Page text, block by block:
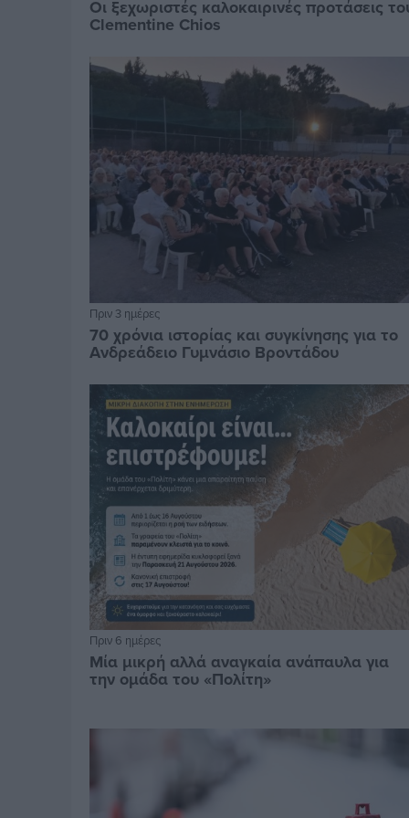
Οι ξεχωριστές καλοκαιρινές προτάσεις
Clementine Chios
Πριν 3 ημέρες
70 χρόνια ιστορίας και συγκίνησης για το
Ανδρεάδειο Γυμνάσιο Βροντάδου
Πριν 6 ημέρες
Μία μικρή αλλά αναγκαία ανάπαυλα για
την ομάδα του «Πολίτη»